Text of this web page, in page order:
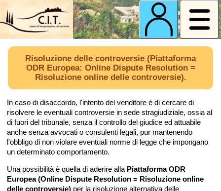
Risoluzione delle controversie (Piattaforma
ODR Europea: Online Dispute Resolution =
Risoluzione online delle controversie).
In caso di disaccordo, l'intento del venditore è di cercare di
risolvere le eventuali controversie in sede stragiudiziale, ossia al
di fuori del tribunale, senza il controllo del giudice ed attuabile
anche senza avvocati o consulenti legali, pur mantenendo
l'obbligo di non violare eventuali norme di legge che impongano
un determinato comportamento.
Una possibilità è quella di aderire alla Piattaforma ODR
Europea (Online Dispute Resolution = Risoluzione online
delle controversie) per la risoluzione alternativa delle